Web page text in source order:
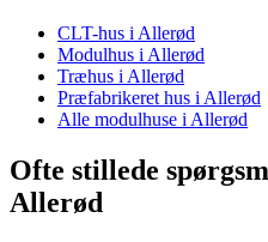
CLT-hus i Allerød
Modulhus i Allerød
Træhus i Allerød
Præfabrikeret hus i Allerød
Alle modulhuse i Allerød
Ofte stillede
Allerød